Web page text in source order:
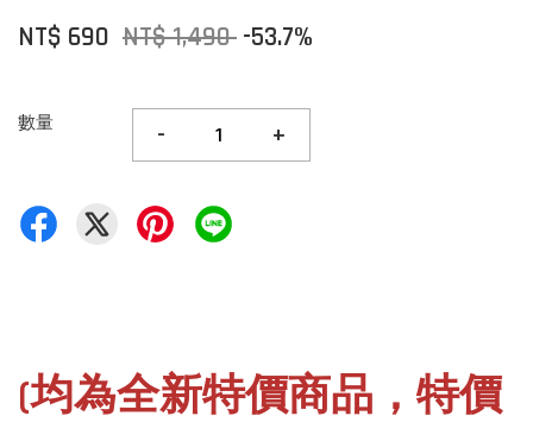
NT$ 690 NT$ 1,490 -53.7%
數量 - +
(均為全新特價商品， 特價